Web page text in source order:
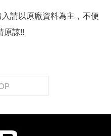
請以原廠資料為主，不便
原諒!!